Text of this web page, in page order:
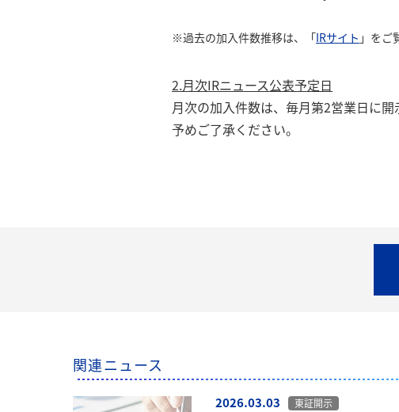
※過去の加入件数推移は、「IRサイト 」をご
2.月次IRニュース公表予定日
月次の加入件数は、毎月第2営業日に
予めご了承ください。
関連ニュース
2026.03.03 東証開示